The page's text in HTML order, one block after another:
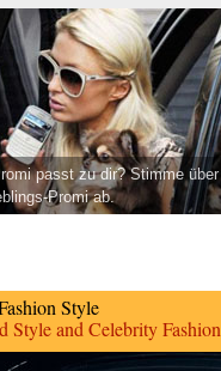
passt zu dir? Stimme über
Promi ab.
Style
Style and Celebrity Fashion